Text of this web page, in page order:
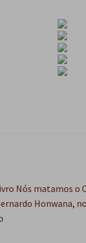
Nós matamos o
Honwana,